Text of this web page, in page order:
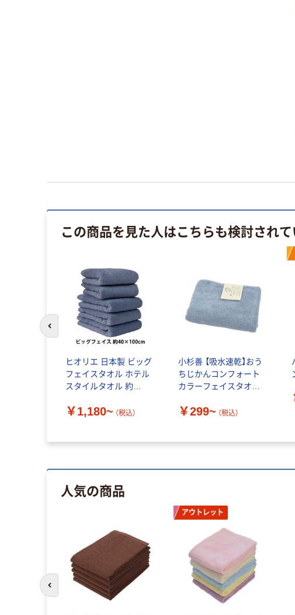
この商品を見た人はこちらも検討され
ヒオリエ 日本製 ビッグ
フェイスタオル ホテル
スタイルタオル 約
吸水 無地 泉州タオル
￥1,180~ （税込）
小杉善 【吸水速乾】おう
ちじかんコンフォート
カラーフェイスタオル
￥299~ （税込）
前のスライドへ
人気の商品
アウトレット
前のスライドへ